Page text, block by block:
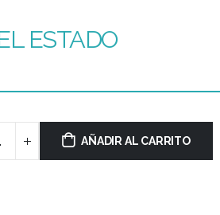
ESTADO
AÑADIR AL CARRITO